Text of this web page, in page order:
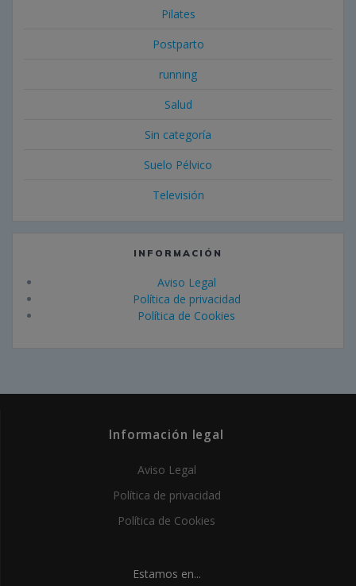
Pilates
Postparto
running
Salud
Sin categoría
Suelo Pélvico
Televisión
INFORMACIÓN
Aviso Legal
Política de privacidad
Política de Cookies
Información legal
Aviso Legal
Política de privacidad
Política de Cookies
Estamos en...